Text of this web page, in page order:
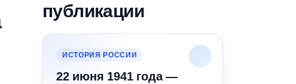
публикации
ИСТОРИЯ РОССИИ
22 июня 1941 года —